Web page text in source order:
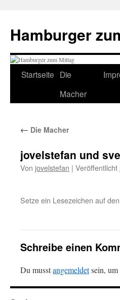
Hamburger
Zum
Startseite Die
Macher
← Die Macher
jovelstefan und
Von jovelstefan | Veröffentlicht
Setze ein Lesezeichen auf den
Schreibe einen
Du musstangemeldetsein, um